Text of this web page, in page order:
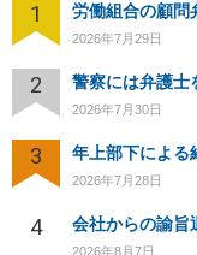
1 労働組合の顧問
2026年7月29日
2
2026年7月30日
3 年上部下による
2026年7月28日
4
2026年8月7日